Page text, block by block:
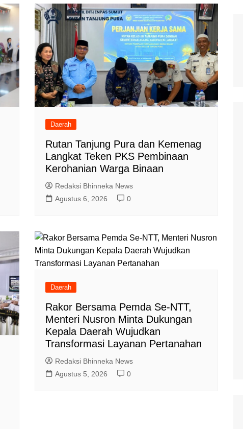
Daerah
Rutan Tanjung Pura dan Kemenag
Langkat Teken PKS Pembinaan
Kerohanian Warga Binaan
Redaksi Bhinneka News
Agustus 6, 2026
0
Daerah
Rakor Bersama Pemda Se-NTT,
Menteri Nusron Minta Dukungan
Kepala Daerah Wujudkan
Transformasi Layanan Pertanahan
Redaksi Bhinneka News
Agustus 5, 2026
0